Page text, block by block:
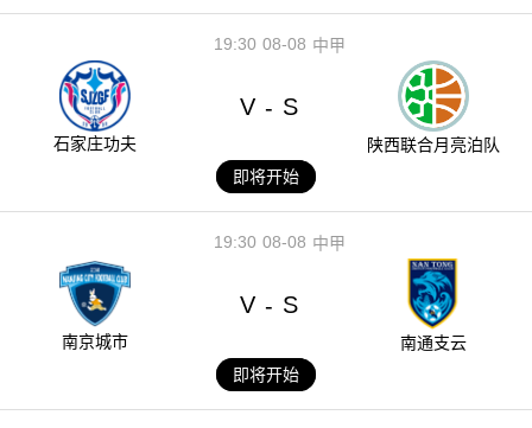
08-08
19:30 中甲
石家庄功夫
V - S
陕西联合月亮泊队
即将开始
08-08
19:30 中甲
南京城市
V - S
南通支云
即将开始